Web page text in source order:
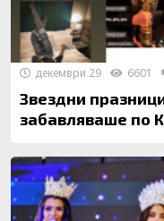
Звездни
забавляваше по
декември 29 6601